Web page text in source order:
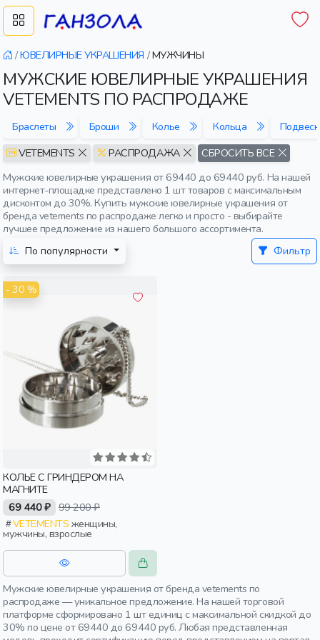
/ЮВЕЛИРНЫЕ УКРАШЕНИЯ /МУЖЧИНЫ
МУЖСКИЕ ЮВЕЛИРНЫЕ УКРАШЕНИЯ
VETEMENTS ПО РАСПРОДАЖЕ
Браслеты Броши Колье Кольца
VETEMENTS
РАСПРОДАЖА
СБРОСИТЬ ВСЕ
Мужские ювелирные украшения от 69440 до 69440 руб. На нашей
интернет-площадке представлено 1 шт товаров с максимальным
дисконтом до 30%. Купить мужские ювелирные украшения от
бренда vetements по распродаже легко и просто - выбирайте
лучшее предложение из нашего большого ассортимента.
По популярности
Фильтр
- 30 %
КОЛЬЕ С ГРИНДЕРОМ НА
МАГНИТЕ
69 440 ₽ 99 200 ₽
VETEMENTS
мужчины, взрослые
Мужские ювелирные украшения от бренда vetements по
распродаже — уникальное предложение. На нашей торговой
платформе сформировано 1 шт единиц с максимальной скидкой до
30% по цене от 69440 до 69440 руб. Любая представленная